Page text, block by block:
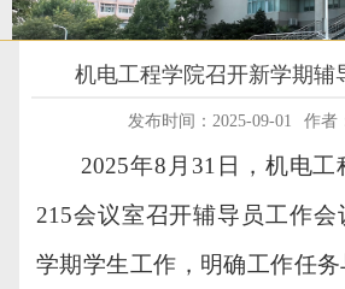
机电工程学院召开新学期辅
发布时间：2025-09-01 作者
2025年8月31日，机电
215会议室召开辅导员工作
学期学生工作，明确工作任